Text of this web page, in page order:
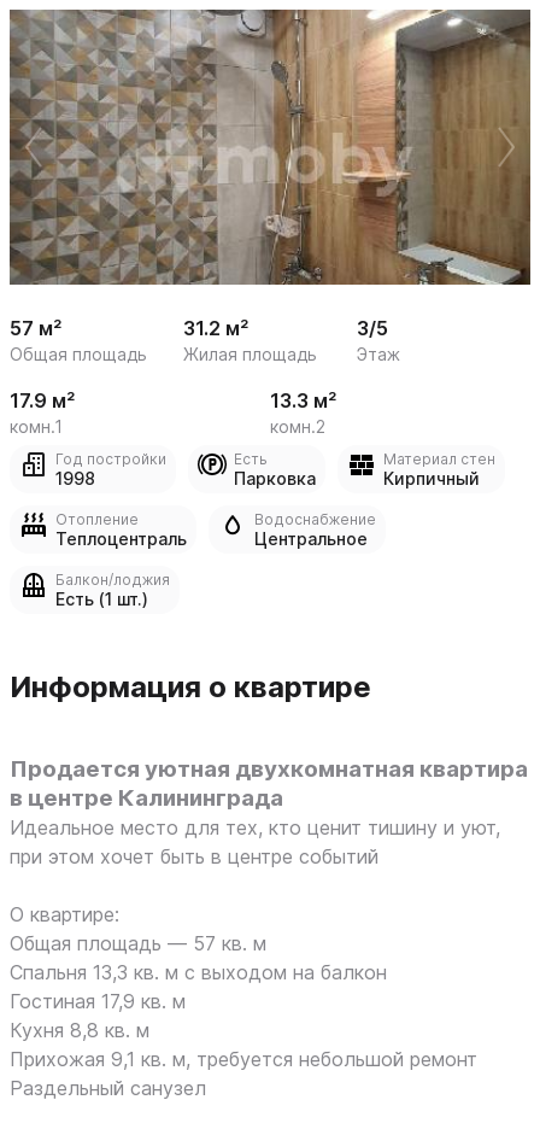
1
/
57 м²
Общая площадь
31.2 м²
Жилая площадь
3/5
Этаж
17.9 м²
комн.1
13.3 м²
комн.2
Год постройки
1998
Есть
Парковка
Материал стен
Кирпичный
Отопление
Теплоцентраль
Водоснабжение
Центральное
Балкон/лоджия
Есть (1 шт.)
Информация о квартире
Продается уютная двухкомнатная квартира
в центре Калининграда
Идеальное место для тех, кто ценит тишину и уют,
при этом хочет быть в центре событий
О квартире:
Общая площадь — 57 кв. м
Спальня 13,3 кв. м с выходом на балкон
Гостиная 17,9 кв. м
Кухня 8,8 кв. м
Прихожая 9,1 кв. м, требуется небольшой ремонт
Раздельный санузел